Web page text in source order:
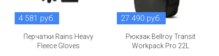
4 581 руб.
Перчатки Rains Heavy
Fleece Gloves
27 490 руб.
Рюкзак Bellroy Transit
Workpack Pro 22L